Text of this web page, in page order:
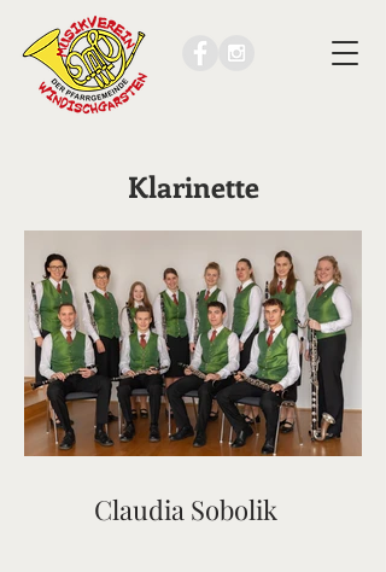
Klarinette
Claudia Sobolik